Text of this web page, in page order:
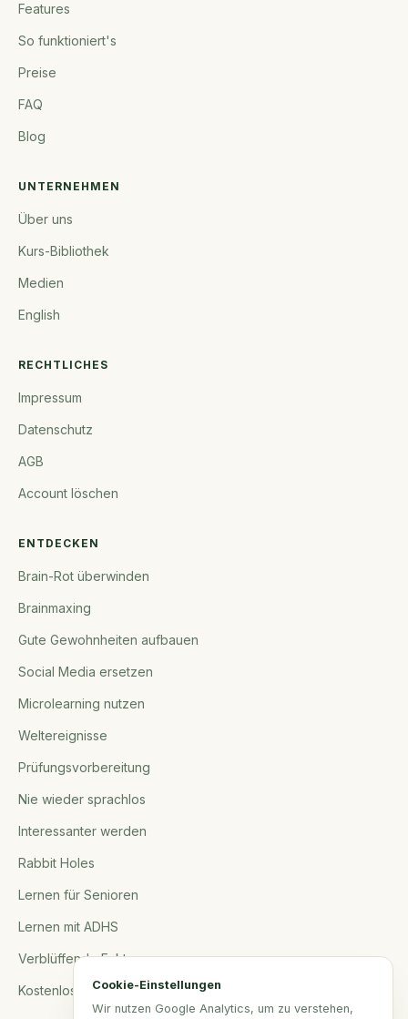
Cookie-Einstellungen
Wir nutzen Google Analytics, um zu verstehen,
Features
So funktioniert's
Preise
FAQ
Blog
UNTERNEHMEN
Über uns
Kurs-Bibliothek
Medien
English
RECHTLICHES
Impressum
Datenschutz
AGB
Account löschen
ENTDECKEN
Brain-Rot überwinden
Brainmaxing
Gute Gewohnheiten aufbauen
Social Media ersetzen
Microlearning nutzen
Weltereignisse
Prüfungsvorbereitung
Nie wieder sprachlos
Interessanter werden
Rabbit Holes
Lernen für Senioren
Lernen mit ADHS
Verblüffende Fakten
Kostenlose Tools